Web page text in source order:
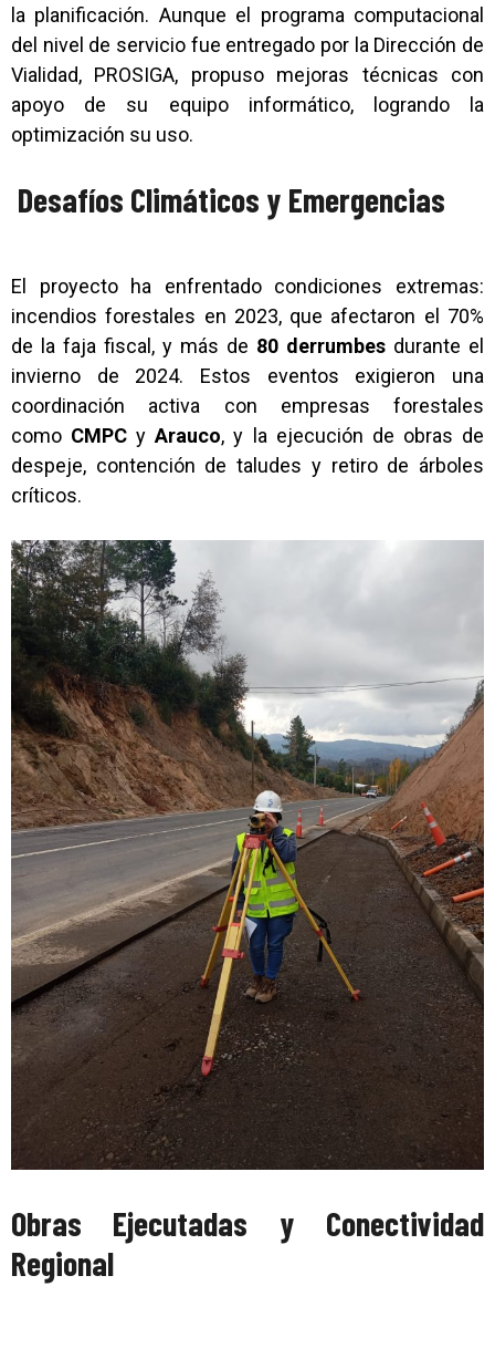
la planificación. Aunque el programa computacional
del nivel de servicio fue entregado por la Dirección de
Vialidad, PROSIGA, propuso mejoras técnicas con
apoyo de su equipo informático, logrando la
optimización su uso.
Desafíos Climáticos y Emergencias
El proyecto ha enfrentado condiciones extremas:
incendios forestales en 2023, que afectaron el 70%
de la faja fiscal, y más de 80 derrumbes durante el
invierno de 2024. Estos eventos exigieron una
coordinación activa con empresas forestales
como CMPC yArauco, y la ejecución de obras de
despeje, contención de taludes y retiro de árboles
críticos.
Obras Ejecutadas y Conectividad
Regional